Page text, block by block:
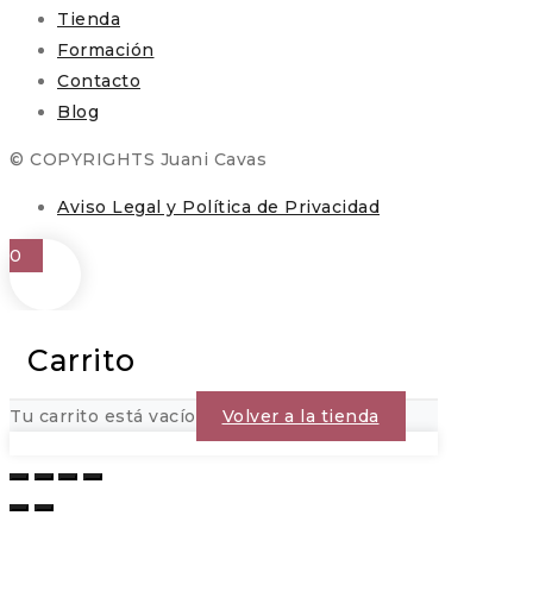
Tienda
Formación
Contacto
Blog
© COPYRIGHTS Juani Cavas
Aviso Legal y Política de Privacidad
0
Carrito
Tu carrito está vacío Volver a la tienda